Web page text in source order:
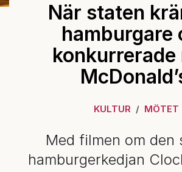
När staten
hamburgare
konkurrerade
KULTUR MÖTET
Med filmen om den
hamburgerkedjan